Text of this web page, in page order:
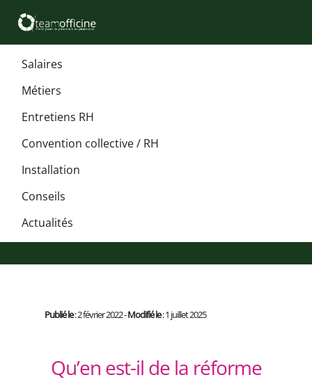
Salaires
Métiers
Entretiens RH
Convention collective / RH
Installation
Conseils
Actualités
Publié le: 2 février 2022 -Modifié le: 1 juillet 2025
Qu’en est-il de la réforme